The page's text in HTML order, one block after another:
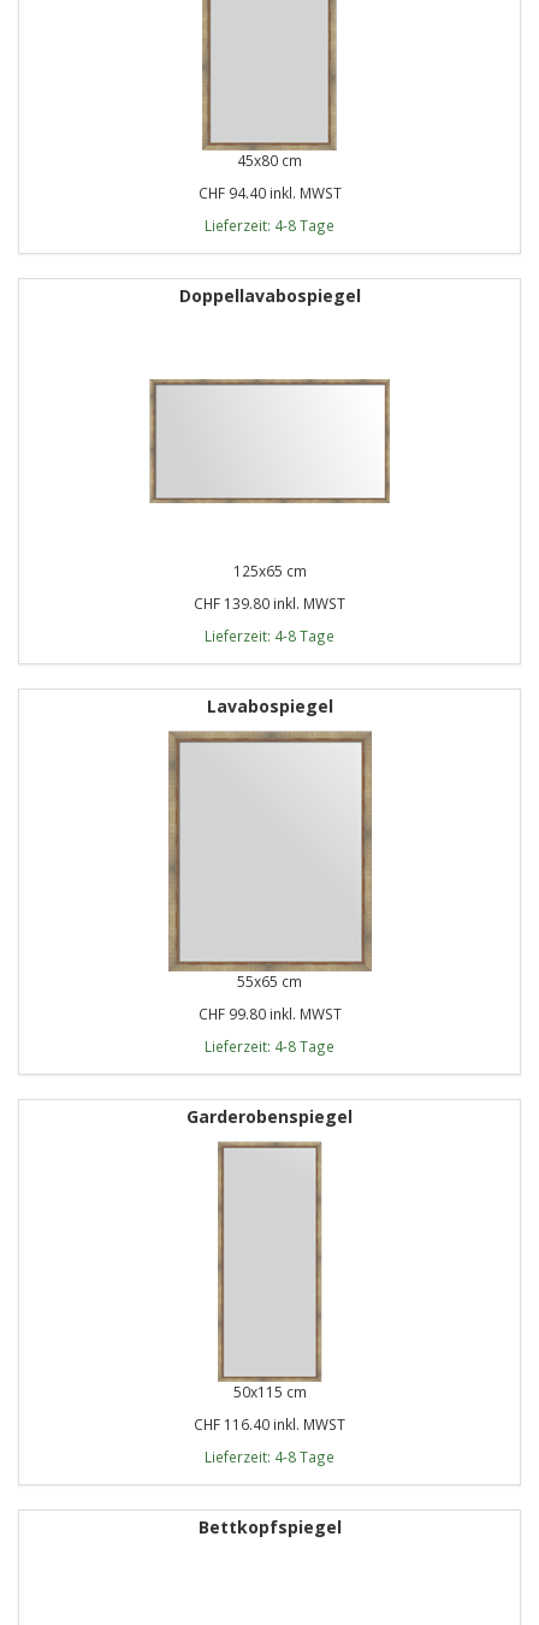
45x80 cm
CHF 94.40 inkl. MWST
Lieferzeit: 4-8 Tage
Doppellavabospiegel
125x65 cm
CHF 139.80 inkl. MWST
Lieferzeit: 4-8 Tage
Lavabospiegel
55x65 cm
CHF 99.80 inkl. MWST
Lieferzeit: 4-8 Tage
Garderobenspiegel
50x115 cm
CHF 116.40 inkl. MWST
Lieferzeit: 4-8 Tage
Bettkopfspiegel